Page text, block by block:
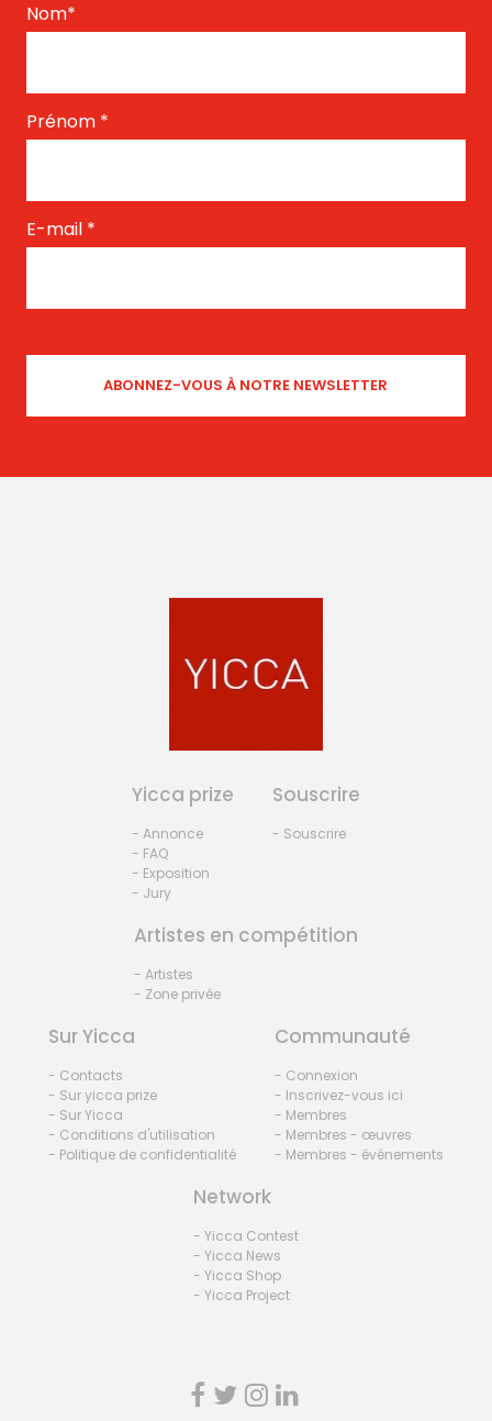
Nom*
Prénom *
E-mail *
Yicca prize
- Annonce
- FAQ
- Exposition
- Jury
Souscrire
- Souscrire
Artistes en compétition
- Artistes
- Zone privée
Sur Yicca
- Contacts
- Sur yicca prize
- Sur Yicca
- Conditions d'utilisation
- Politique de confidentialité
Communauté
- Connexion
- Inscrivez-vous ici
- Membres
- Membres - œuvres
- Membres - événements
Network
- Yicca Contest
- Yicca News
- Yicca Shop
- Yicca Project